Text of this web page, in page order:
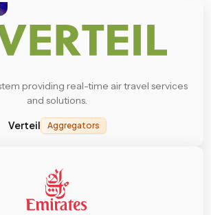
providing real-time air travel services
and solutions.
Verteil Aggregators